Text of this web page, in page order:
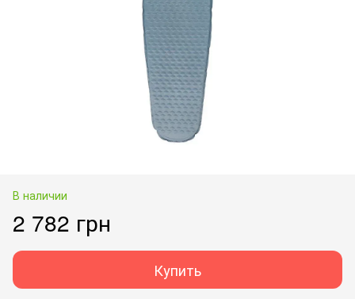
В наличии
2 782 грн
Купить